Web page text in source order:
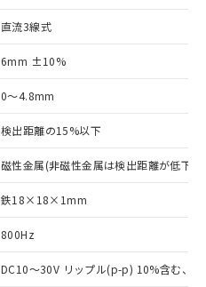
直流3線式
6mm ±10%
0～4.8mm
検出距離の15%以下
磁性金属(非磁性金属は検出距離が低下し
鉄18×18×1mm
800Hz
DC10～30V リップル(p-p) 10%含む、